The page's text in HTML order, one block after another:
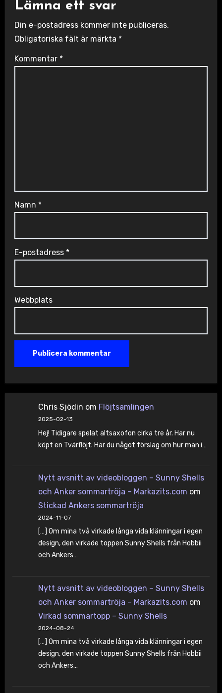
Lämna ett svar
Din e-postadress kommer inte publiceras.
Obligatoriska fält är märkta *
Kommentar *
Namn *
E-postadress *
Webbplats
Chris Sjödin om Flöjtsamlingen
2025-02-13
Hej! Tidigare spelat altsaxofon cirka tre år. Har nu
köpt en Tvärflöjt. Har du något förslag om hur man i…
Nytt avsnitt av videobloggen – Sunny Shells
och Anker sommartröja – Markazits.com om
Stickad Ankers sommartröja
2024-11-07
[…] Om mina två virkade långa vida klänningar i egen
design, den virkade toppen Sunny Shells från Hobbii
och Ankers…
Nytt avsnitt av videobloggen – Sunny Shells
och Anker sommartröja – Markazits.com om
Virkad sommartopp – Sunny Shells
2024-08-24
[…] Om mina två virkade långa vida klänningar i egen
design, den virkade toppen Sunny Shells från Hobbii
och Ankers…